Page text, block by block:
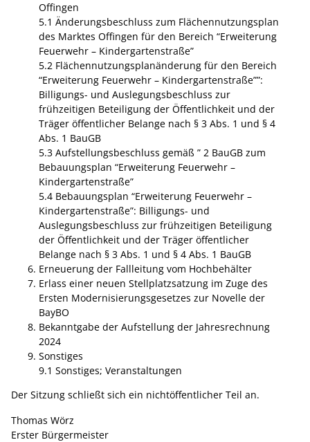
Offingen
5.1 Änderungsbeschluss zum Flächennutzungsplan
des Marktes Offingen für den Bereich “Erweiterung
Feuerwehr – Kindergartenstraße”
5.2 Flächennutzungsplanänderung für den Bereich
“Erweiterung Feuerwehr – Kindergartenstraße””:
Billigungs- und Auslegungsbeschluss zur
frühzeitigen Beteiligung der Öffentlichkeit und der
Träger öffentlicher Belange nach § 3 Abs. 1 und § 4
Abs. 1 BauGB
5.3 Aufstellungsbeschluss gemäß ” 2 BauGB zum
Bebauungsplan “Erweiterung Feuerwehr –
Kindergartenstraße”
5.4 Bebauungsplan “Erweiterung Feuerwehr –
Kindergartenstraße”: Billigungs- und
Auslegungsbeschluss zur frühzeitigen Beteiligung
der Öffentlichkeit und der Träger öffentlicher
Belange nach § 3 Abs. 1 und § 4 Abs. 1 BauGB
Erneuerung der Fallleitung vom Hochbehälter
Erlass einer neuen Stellplatzsatzung im Zuge des
Ersten Modernisierungsgesetzes zur Novelle der
BayBO
Bekanntgabe der Aufstellung der Jahresrechnung
2024
Sonstiges
9.1 Sonstiges; Veranstaltungen
Der Sitzung schließt sich ein nichtöffentlicher Teil an.
Thomas Wörz
Erster Bürgermeister